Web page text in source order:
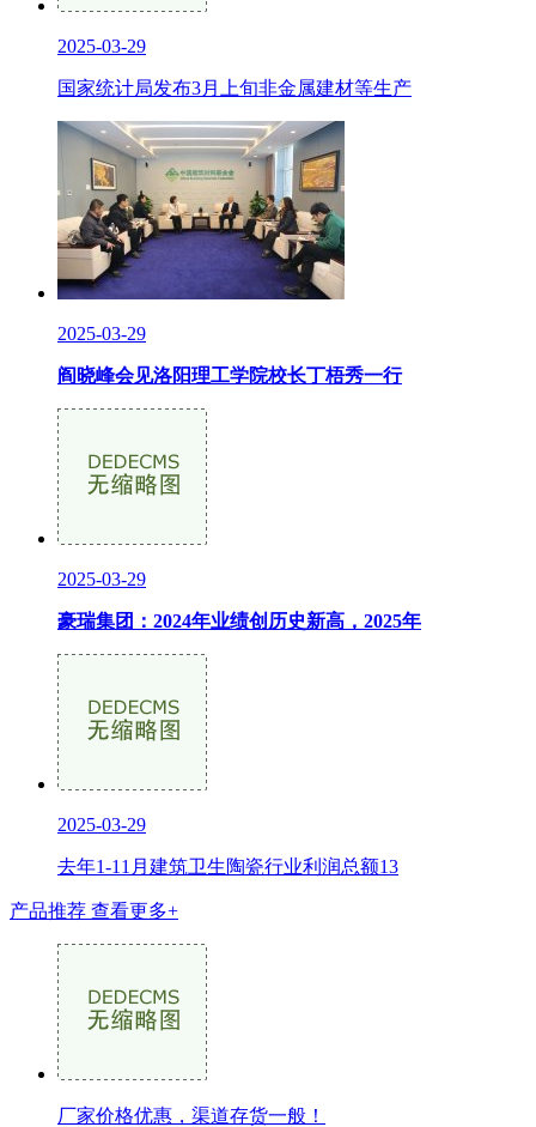
2025-03-29
国家统计局发布3月上旬非金属建材等生产
2025-03-29
阎晓峰会见洛阳理工学院校长丁梧秀一行
2025-03-29
豪瑞集团：2024年业绩创历史新高，2025年
2025-03-29
去年1-11月建筑卫生陶瓷行业利润总额13
产品推荐 查看更多+
厂家价格优惠，渠道存货一般！